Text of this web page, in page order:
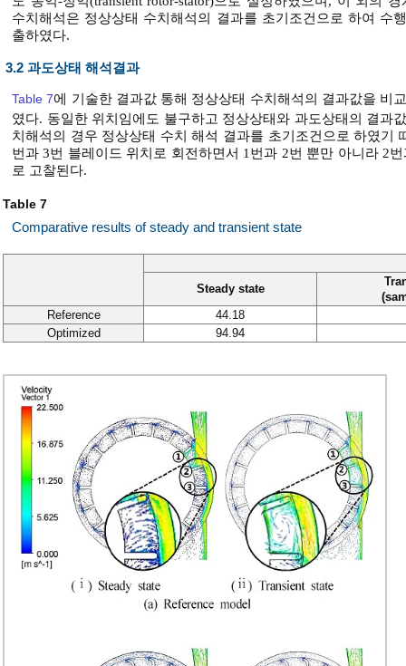
수치해석은 정상상태 수치해석의 결과를 초기조건으로 하여 수
출하였다.
3.2 과도상태 해석결과
Table 7에 기술한 결과값 통해 정상상태 수치해석의 결과값을 비
였다. 동일한 위치임에도 불구하고 정상상태와 과도상태의 결과
치해석의 경우 정상상태 수치 해석 결과를 초기조건으로 하였기
번과 3번 블레이드 위치로 회전하면서 1번과 2번 뿐만 아니라 2
로 고찰된다.
Table 7
Comparative results of steady and transient state
Steady state
Reference
44.18
Optimized
94.94